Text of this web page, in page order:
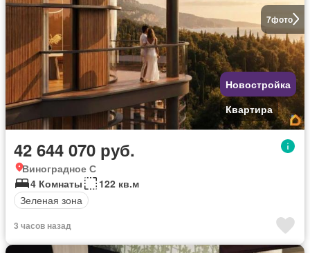
7фото
Новостройка
Квартира
42 644 070 руб.
Виноградное С
4 Комнаты
122 кв.м
Зеленая зона
3 часов назад